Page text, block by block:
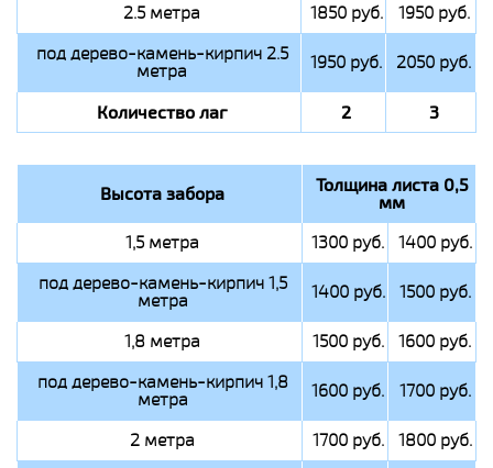
2.5 метра 1850 руб.
1950 руб.
под дерево-камень-кирпич 2.5
метра 1950 руб. 2050 руб.
Количество лаг 2 3
Высота забора Толщина листа 0,5
мм
1,5 метра 1300 руб.
1400 руб.
под дерево-камень-кирпич 1,5
метра 1400 руб. 1500 руб.
1,8 метра 1500 руб.
1600 руб.
под дерево-камень-кирпич 1,8
метра 1600 руб. 1700 руб.
2 метра 1700 руб.
1800 руб.